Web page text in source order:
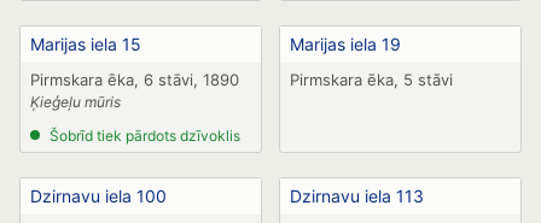
Marijas iela 15
Pirmskara ēka, 6 stāvi, 1890
Ķieģeļu mūris
Šobrīd tiek pārdots dzīvoklis
Marijas iela 19
Pirmskara ēka, 5 stāvi
Dzirnavu iela 100 Dzirnavu iela 113